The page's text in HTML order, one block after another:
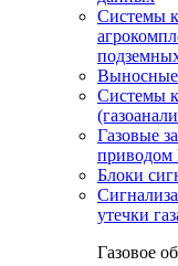
Системы
Выносные
Системы
Газовые
Блоки
утечки
Газовое